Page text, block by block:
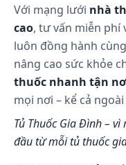
Với mạng lưới nhà
cao, tư vấn miễn phí
luôn đồng hành
nâng cao sức khỏe
thuốc nhanh tận
mọi nơi – kể cả
Tủ Thuốc Gia Đình –
đầu từ mỗi tủ thuốc